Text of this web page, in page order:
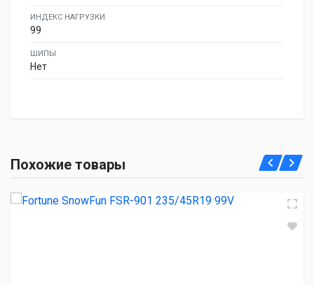
ИНДЕКС НАГРУЗКИ
99
ШИПЫ
Нет
Похожие товары